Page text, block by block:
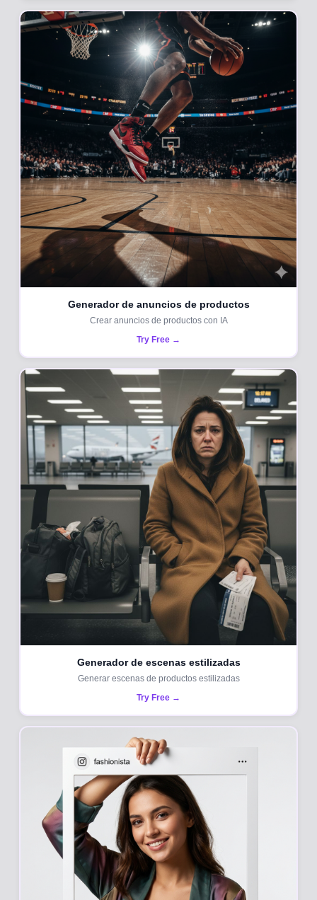
Generador de anuncios de productos
Crear anuncios de productos con IA
Try Free →
Generador de escenas estilizadas
Generar escenas de productos estilizadas
Try Free →